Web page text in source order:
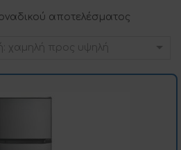
αποτελέσματος
χαμηλή προς υψηλή